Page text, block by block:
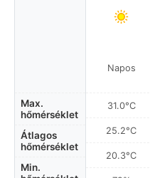
Max.
hőmérséklet
Átlagos
hőmérséklet
Min.
Napos
31.0°C
25.2°C
20.3°C